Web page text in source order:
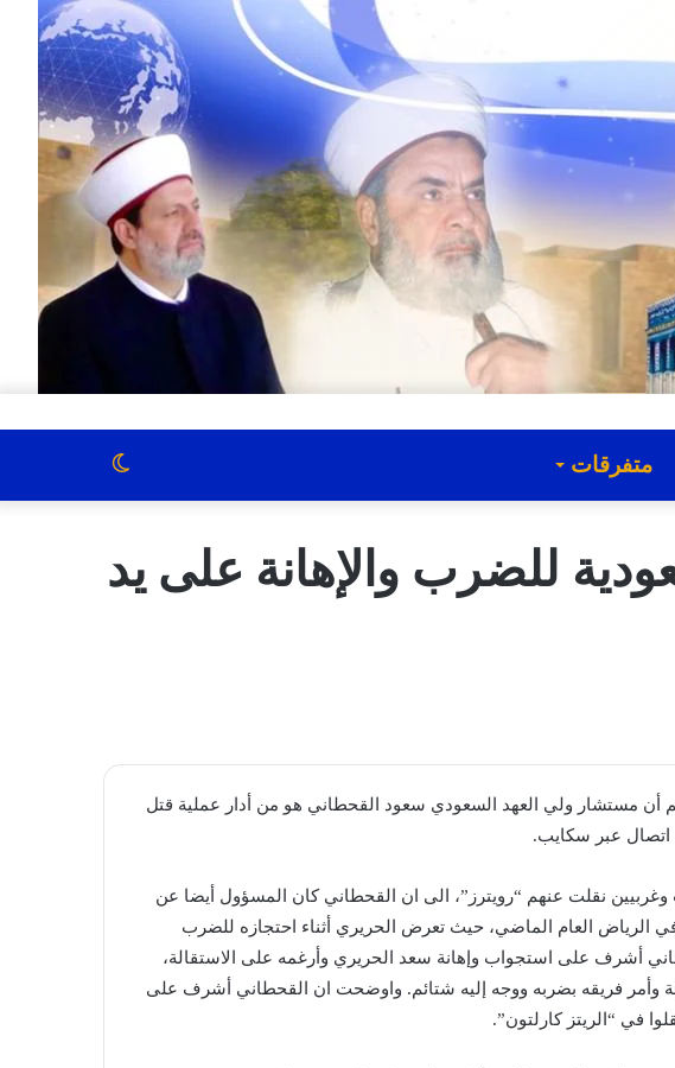
متفرقات
للضرب والإهانة على يد
أن مستشار ولي العهد السعودي سعود القحطاني هو من أدار عملية قتل
عبر سكايب.
نقلت عنهم “رويترز”، الى ان القحطاني كان المسؤول أيضا عن
في الرياض العام الماضي، حيث تعرض الحريري أثناء احتجازه للضرب
أشرف على استجواب وإهانة سعد الحريري وأرغمه على الاستقالة،
وأمر فريقه بضربه ووجه إليه شتائم. واوضحت ان القحطاني أشرف على
في “الريتز كارلتون”.